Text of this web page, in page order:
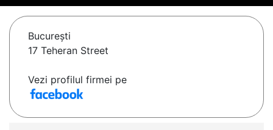
Bucureşti
17 Teheran Street
Vezi profilul firmei pe